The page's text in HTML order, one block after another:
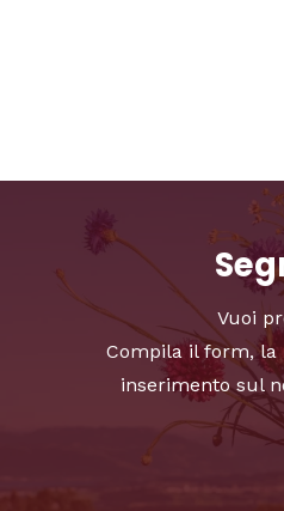
Vuoi
Compila il form, la
inserimento sul